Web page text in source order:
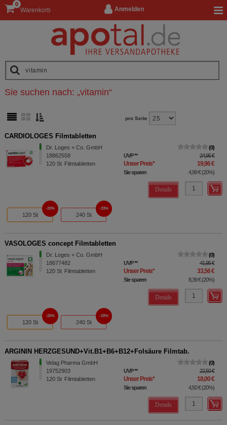
Anmelden
Warenkorb
0
Sie suchen nach: „vitamin“
pro Seite
CARDIOLOGES Filmtabletten
Dr. Loges + Co. GmbH
18862558
120 St Filmtabletten
0
UVP** 24,95 €
Unser Preis* 19,96 €
Sie sparen 4,99 €(20%)
Details
120 St
20%
240 St
33%
VASOLOGES concept Filmtabletten
Dr. Loges + Co. GmbH
18677482
120 St Filmtabletten
0
UVP** 41,95 €
Unser Preis* 33,56 €
Sie sparen 8,39 €(20%)
Details
120 St
20%
240 St
20%
ARGININ HERZGESUND+Vit.B1+B6+B12+Folsäure Filmtab.
Velag Pharma GmbH
19752903
120 St Filmtabletten
0
UVP** 22,50 €
Unser Preis* 18,00 €
Sie sparen 4,50 €(20%)
Details